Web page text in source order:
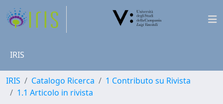
IRIS
IRIS Catalogo Ricerca
1 Contributo su Rivista
1.1 Articolo in rivista